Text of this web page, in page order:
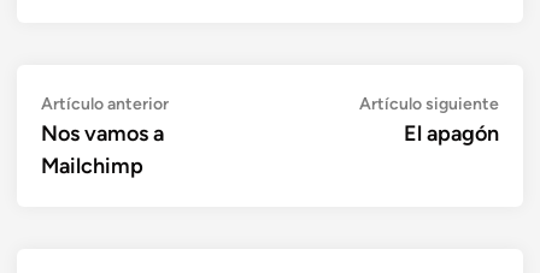
Navegación
de
entradas
Artículo anteriorArtículo
Nos vamos a
Mailchimp
Artículo siguiente
El apagón